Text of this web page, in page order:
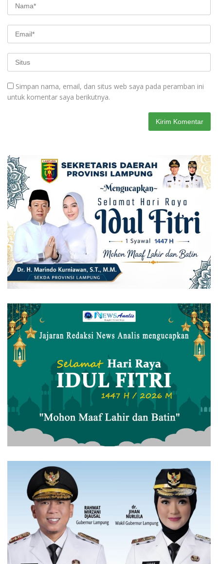
Simpan nama, email, dan situs web saya pada peramban ini
untuk komentar saya berikutnya.